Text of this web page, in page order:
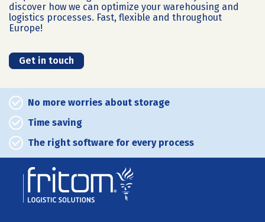
discover how we can optimize your warehousing and
logistics processes. Fast, flexible and throughout
Europe!
Get in touch
No more worries about storage
Time saving
The right software for every process